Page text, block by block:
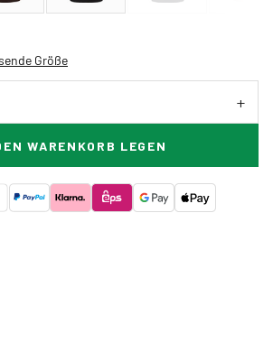
Größe
WARENKORB LEGEN